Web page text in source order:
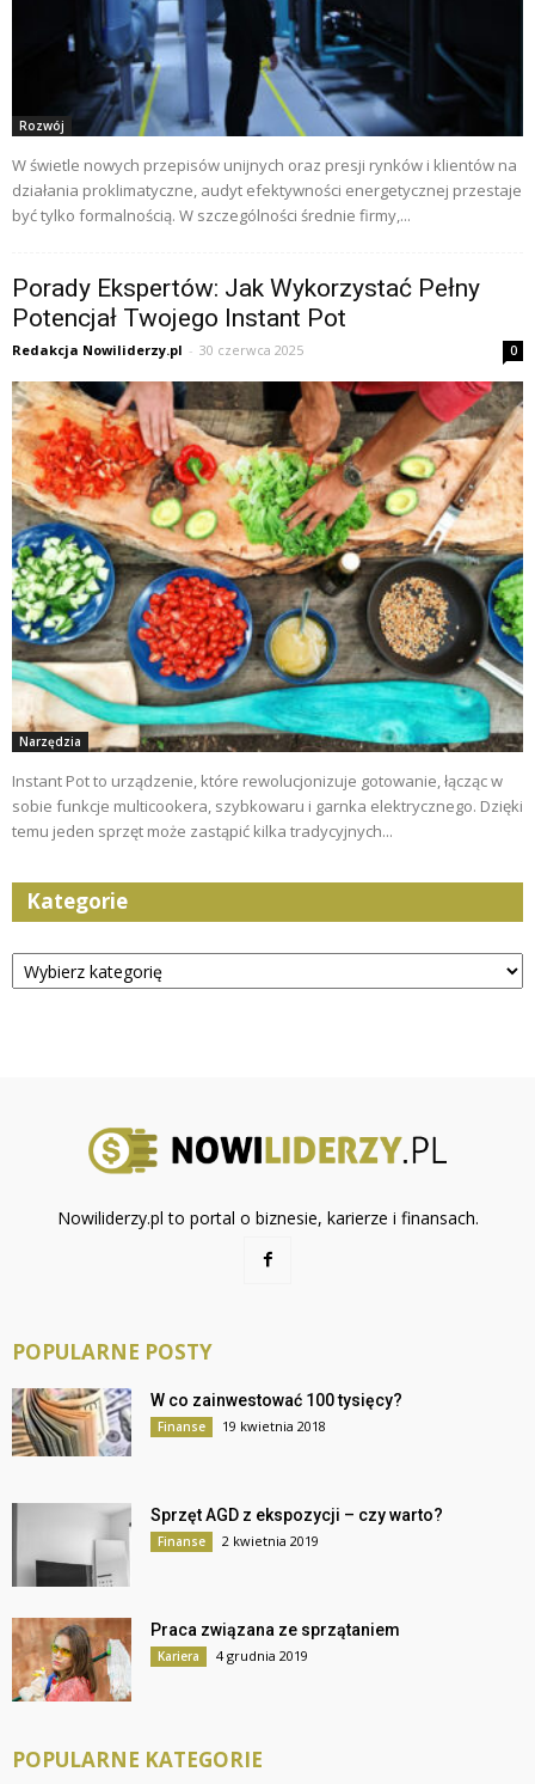
Rozwój
W świetle nowych przepisów unijnych oraz presji rynków i klientów na
działania proklimatyczne, audyt efektywności energetycznej przestaje
być tylko formalnością. W szczególności średnie firmy,...
Porady Ekspertów: Jak Wykorzystać Pełny
Potencjał Twojego Instant Pot
Redakcja Nowiliderzy.pl - 30 czerwca 2025 0
Narzędzia
Instant Pot to urządzenie, które rewolucjonizuje gotowanie, łącząc w
sobie funkcje multicookera, szybkowaru i garnka elektrycznego. Dzięki
temu jeden sprzęt może zastąpić kilka tradycyjnych...
Kategorie
Kategorie
Nowiliderzy.pl to portal o biznesie, karierze i finansach.
POPULARNE POSTY
W co zainwestować 100 tysięcy?
Finanse 19 kwietnia 2018
Sprzęt AGD z ekspozycji – czy warto?
Finanse 2 kwietnia 2019
Praca związana ze sprzątaniem
Kariera 4 grudnia 2019
POPULARNE KATEGORIE